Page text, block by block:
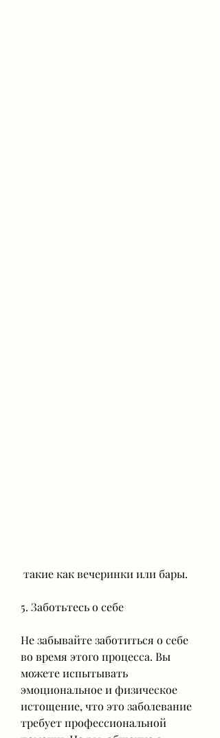
такие как вечеринки или бары.
5. Заботьтесь о себе
Не забывайте заботиться о себе
во время этого процесса. Вы
можете испытывать
эмоциональное и физическое
истощение, что это заболевание
требует профессиональной